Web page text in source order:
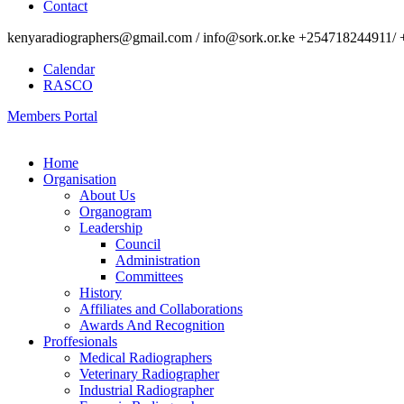
Contact
kenyaradiographers@gmail.com / info@sork.or.ke +254718244911/
Calendar
RASCO
Members Portal
Home
Organisation
About Us
Organogram
Leadership
Council
Administration
Committees
History
Affiliates and Collaborations
Awards And Recognition
Proffesionals
Medical Radiographers
Veterinary Radiographer
Industrial Radiographer